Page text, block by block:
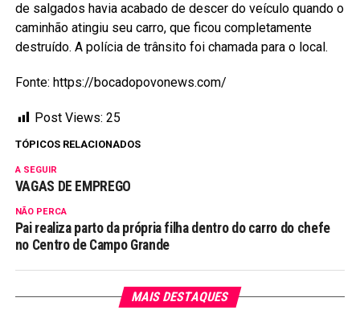
de salgados havia acabado de descer do veículo quando o
caminhão atingiu seu carro, que ficou completamente
destruído. A polícia de trânsito foi chamada para o local.
Fonte: https://bocadopovonews.com/
Post Views: 25
TÓPICOS RELACIONADOS
A SEGUIR
VAGAS DE EMPREGO
NÃO PERCA
Pai realiza parto da própria filha dentro do carro do chefe
no Centro de Campo Grande
MAIS DESTAQUES